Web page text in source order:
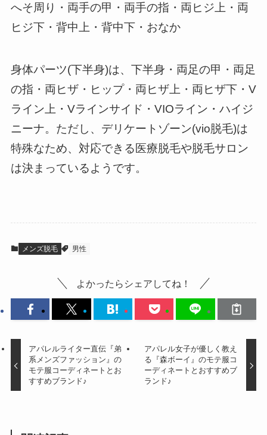
へそ周り・両手の甲・両手の指・両ヒジ上・両
ヒジ下・背中上・背中下・おなか
身体パーツ(下半身)は、下半身・両足の甲・両足
の指・両ヒザ・ヒップ・両ヒザ上・両ヒザ下・V
ライン上・Vラインサイド・VIOライン・ハイジ
ニーナ。ただし、デリケートゾーン(vio脱毛)は
特殊なため、対応できる医療脱毛や脱毛サロン
は決まっているようです。
メンズ脱毛 男性
よかったらシェアしてね！
アパレルライター直伝『弟
系メンズファッション』の
モテ服コーディネートとお
すすめブランド♪
アパレル女子が優しく教え
る『森ボーイ』のモテ服コ
ーディネートとおすすめブ
ランド♪